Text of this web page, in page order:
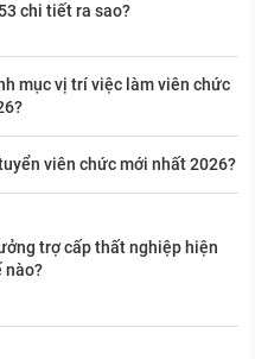
chi tiết ra sao?
mục vị trí việc làm viên chức
viên chức mới nhất 2026?
trợ cấp thất nghiệp hiện
nào?